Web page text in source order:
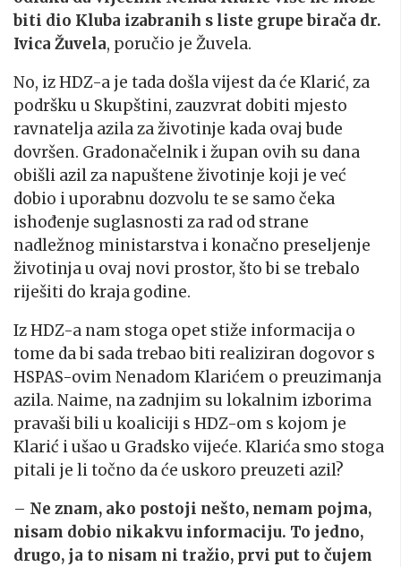
biti dio Kluba izabranih s liste grupe birača dr.
Ivica Žuvela, poručio je Žuvela.
No, iz HDZ-a je tada došla vijest da će Klarić, za
podršku u Skupštini, zauzvrat dobiti mjesto
ravnatelja azila za životinje kada ovaj bude
dovršen. Gradonačelnik i župan ovih su dana
obišli azil za napuštene životinje koji je već
dobio i uporabnu dozvolu te se samo čeka
ishođenje suglasnosti za rad od strane
nadležnog ministarstva i konačno preseljenje
životinja u ovaj novi prostor, što bi se trebalo
riješiti do kraja godine.
Iz HDZ-a nam stoga opet stiže informacija o
tome da bi sada trebao biti realiziran dogovor s
HSPAS-ovim Nenadom Klarićem o preuzimanja
azila. Naime, na zadnjim su lokalnim izborima
pravaši bili u koaliciji s HDZ-om s kojom je
Klarić i ušao u Gradsko vijeće. Klarića smo stoga
pitali je li točno da će uskoro preuzeti azil?
– Ne znam, ako postoji nešto, nemam pojma,
nisam dobio nikakvu informaciju. To jedno,
drugo, ja to nisam ni tražio, prvi put to čujem